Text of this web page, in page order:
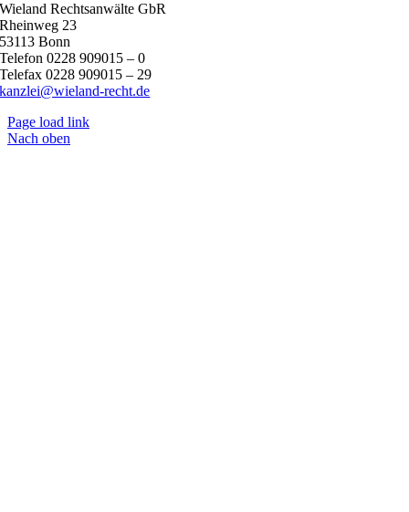
Wie­land Recht­san­wälte GbR
Rhein­weg 23
53113 Bonn
Tele­fon0228 909015 –0
Tele­fax0228 909015 – 29
kanzlei@wieland-recht.de
Page load link
Nach oben